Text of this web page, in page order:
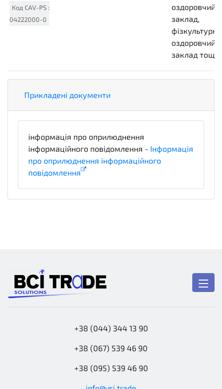
Код CAV-PS :
04222000-0
оздоровчий
заклад,
оздоровчий
заклад тощо
Прикладені документи
інформація про оприлюднення
інформаційного повідомлення - Інформація
про оприлюднення інформаційного
повідомлення
+38 (044) 344 13 90
+38 (067) 539 46 90
+38 (095) 539 46 90